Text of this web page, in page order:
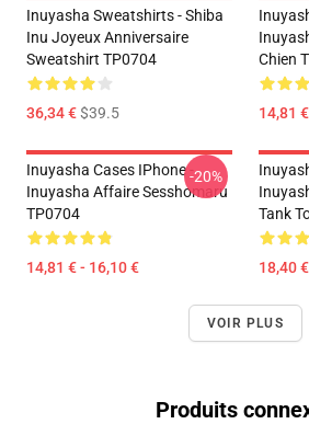
Inuyasha Sweatshirts - Shiba
Inu Joyeux Anniversaire
Sweatshirt TP0704
36,34 €$39.5
Chien
14,81
Inuyasha Cases IPhone -
Inuyasha Affaire Sesshomaru
TP0704
14,81 € - 16,10 €
-20%
Tank
18,40 €
VOIR PLUS
Produits